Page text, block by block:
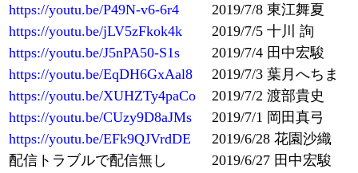
https://youtu.be/P49N-v6-6r4
2019/7/8 東江舞夏
https://youtu.be/jLV5zFkok4k
2019/7/5 十川 詢
https://youtu.be/J5nPA50-S1s
2019/7/4 田中宏駿
https://youtu.be/EqDH6GxAal8
2019/7/3 葉月へちま
https://youtu.be/XUHZTy4paCo
2019/7/2 渡部貴史
https://youtu.be/CUzy9D8aJMs
2019/7/1 岡田真弓
https://youtu.be/EFk9QJVrdDE
2019/6/28 花園沙織
配信トラブルで配信無し
2019/6/27 田中宏駿